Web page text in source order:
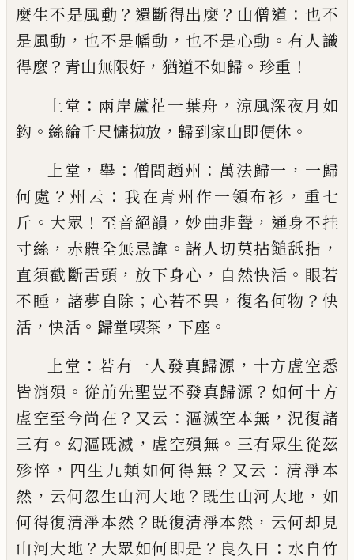
麼生不是風動 ？ 還斷得出麼 ？ 山僧道 ： 也不
是風動 ，也不是幡動 ，也不是心動 。 有人識
得麼 ？ 青山無限好 ， 猶道不如歸 。 珍重 ！
上堂 ：兩岸蘆花一葉舟 ， 涼風深夜月如
鈎 。 絲綸千尺慵拋放 ， 歸到家山即便休 。
上堂 ， 舉 ： 僧問趙州 ： 萬法歸一 ， 一歸
何處 ？ 州云 ： 我在青州作一領布衫 ， 重七
斤 。 大眾 ！ 至音絕韻 ，妙曲非聲 ， 通身不挂
寸絲 ， 赤體全無忌諱 。諸人切莫拈䭔䑛指 ，
直須截斷舌頭 ， 放下身心 ， 自然快活 。 眼若
不睡 ， 諸夢自除 ； 心若不異 ， 復名何物 ？ 快
活 ， 快活 。 歸堂喫茶 ， 下座 。
上堂 ：若有一人發真歸源 ， 十方虗空悉
皆消殞 。 從前先聖豈不發真歸源 ？ 如何十方
虗空至今尚在 ？ 又云 ：漚滅空本無 ，況復諸
三有 。 幻漚既滅 ， 虗空殞無 。 三有眾生從茲
殄悴 ， 四生九類如何得無 ？ 又云 ： 清淨本
然 ， 云何忽生山河大地 ？ 既生山河大地 ， 如
何得復清淨本然 ？ 既復清淨本然 ， 云何却見
山河大地 ？ 大眾如何即是 ？ 良久曰 ： 水自竹